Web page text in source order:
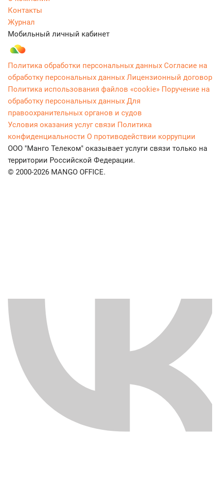
Контакты
Журнал
Мобильный личный кабинет
Политика обработки персональных данных Согласие на
обработку персональных данных Лицензионный договор
Политика использования файлов «cookie» Поручение на
обработку персональных данных Для
правоохранительных органов и судов
Условия оказания услуг связи Политика
конфиденциальности О противодействии коррупции
ООО "Манго Телеком" оказывает услуги связи только на
территории Российской Федерации.
© 2000-2026 MANGO OFFICE.